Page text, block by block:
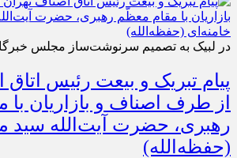
در لبیک به تصمیم سرنوشت‌ساز مجلس
پیام تبریک و بیعت رئیس
از طرف اصناف و بازاریان
رهبری، حضرت آیت‌الله سید
(حفظه‌الله)